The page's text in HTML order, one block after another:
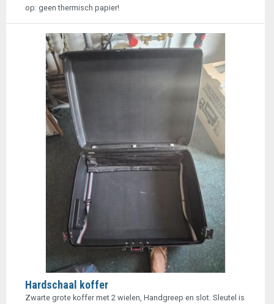
op: geen thermisch papier!
Hardschaal koffer
Zwarte grote koffer met 2 wielen, Handgreep en slot. Sleutel is